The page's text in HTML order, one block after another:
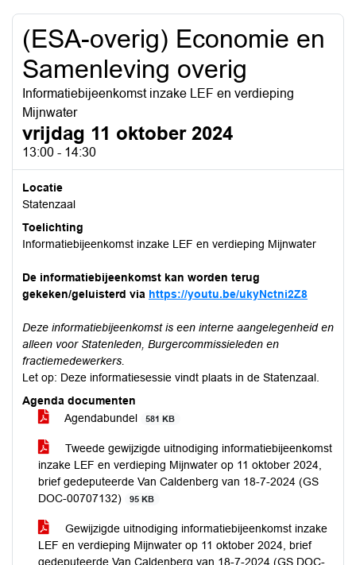
(ESA-overig) Economie en
Samenleving overig
Informatiebijeenkomst inzake LEF en verdieping
Mijnwater
vrijdag 11 oktober 2024
13:00 - 14:30
Locatie
Statenzaal
Toelichting
Informatiebijeenkomst inzake LEF en verdieping Mijnwater
De informatiebijeenkomst kan worden terug
gekeken/geluisterd via https://youtu.be/ukyNctni2Z8
Deze informatiebijeenkomst is een interne aangelegenheid en
alleen voor Statenleden, Burgercommissieleden en
fractiemedewerkers.
Let op: Deze informatiesessie vindt plaats in de Statenzaal.
Agenda documenten
Agendabundel
581 KB
Tweede gewijzigde uitnodiging informatiebijeenkomst
inzake LEF en verdieping Mijnwater op 11 oktober 2024,
brief gedeputeerde Van Caldenberg van 18-7-2024 (GS
DOC-00707132)
95 KB
Gewijzigde uitnodiging informatiebijeenkomst inzake
LEF en verdieping Mijnwater op 11 oktober 2024, brief
gedeputeerde Van Caldenberg van 18-7-2024 (GS DOC-